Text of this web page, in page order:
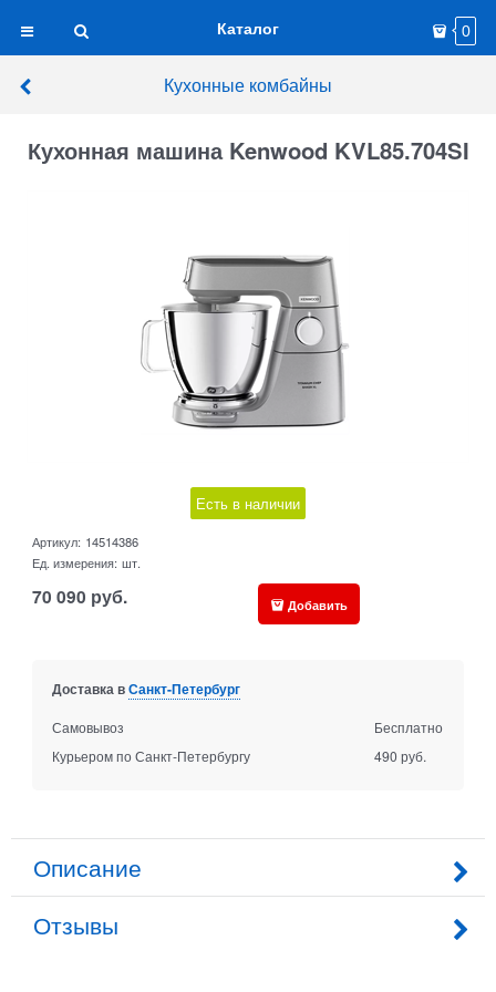
Каталог 0
Кухонные комбайны
Кухонная машина Kenwood KVL85.704SI
Есть в наличии
Артикул: 14514386
Ед. измерения: шт.
70 090 руб. Добавить
Доставка вСанкт-Петербург
Самовывоз
Бесплатно
Курьером по Санкт-Петербургу
490 руб.
Описание
Отзывы